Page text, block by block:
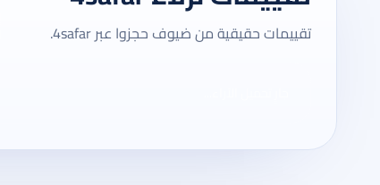
تقييمات حقيقية من ضيوف حجزوا عبر 4safar.